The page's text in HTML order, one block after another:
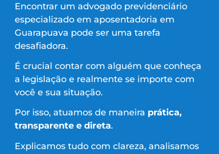
Encontrar um advogado previdenciário
especializado em aposentadoria em
Guarapuava pode ser uma tarefa
desafiadora.
É crucial contar com alguém que conheça
a legislação e realmente se importe com
você e sua situação.
Por isso, atuamos de maneira prática,
transparente e direta.
Explicamos tudo com clareza, analisamos